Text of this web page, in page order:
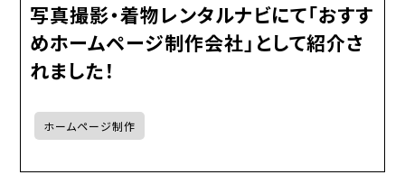
写真撮影・着物レンタルナビにて「おすす
めホームページ制作会社」として紹介さ
れました！
ホームページ制作